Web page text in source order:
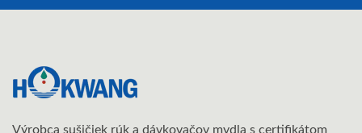
Výrobca sušičiek rúk a dávkovačov mydla s certifikátom